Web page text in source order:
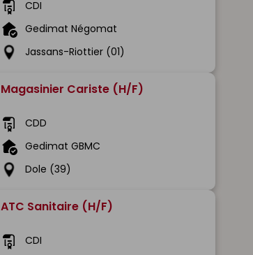
CDI
Gedimat Négomat
Jassans-Riottier (01)
Magasinier Cariste (H/F)
CDD
Gedimat GBMC
Dole (39)
ATC Sanitaire (H/F)
CDI